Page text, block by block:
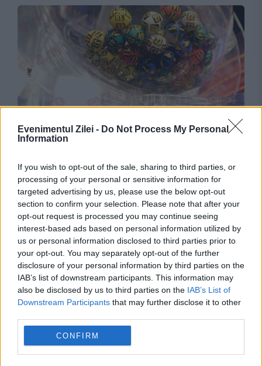
Evenimentul Zilei - Do Not Process My Personal
Information
If you wish to opt-out of the sale, sharing to third parties, or
processing of your personal or sensitive information for
targeted advertising by us, please use the below opt-out
section to confirm your selection. Please note that after your
opt-out request is processed you may continue seeing
interest-based ads based on personal information utilized by
us or personal information disclosed to third parties prior to
your opt-out. You may separately opt-out of the further
disclosure of your personal information by third parties on the
IAB’s list of downstream participants. This information may
also be disclosed by us to third parties on the IAB’s List of
Downstream Participants that may further disclose it to other
CONFIRM
la 6 din 49, unde reportul este de 7 milioane
de euro
Tragerile Loto, 12 iulie. Reportul la Loto 6/49